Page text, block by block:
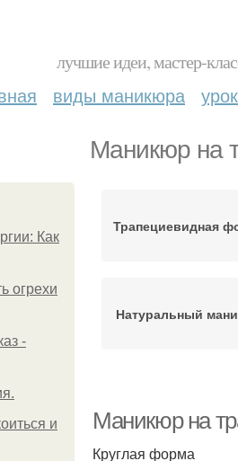
лучшие идеи, мастер-
виды маникюра
Маникюр на
Как
огрехи
-
и
Трапециевидная
Натуральный
Маникюр на
Круглая форма